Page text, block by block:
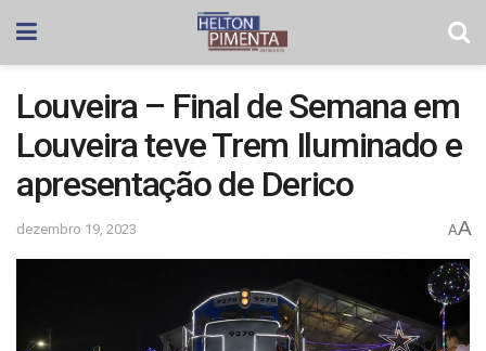
Louveira – Final de Semana em
Louveira teve Trem Iluminado e
apresentação de Derico
dezembro 19, 2023 AA